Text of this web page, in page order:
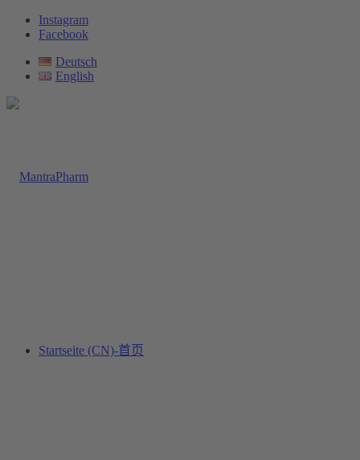
Instagram
Facebook
Deutsch
English
Startseite (CN)-首页